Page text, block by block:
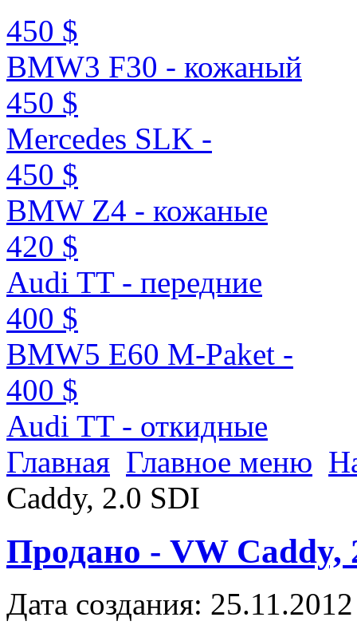
450 $
BMW3 F30 - кожаный
450 $
Mercedes SLK -
450 $
BMW Z4 - кожаные
420 $
Audi TT - передние
400 $
BMW5 E60 M-Paket -
400 $
Audi TT - откидные
Главная Главное меню
Caddy, 2.0 SDI
Продано - VW Caddy,
Дата создания: 25.11.2012